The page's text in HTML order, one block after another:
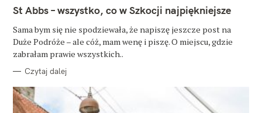
T
E
O
R
I
St Abbs – wszystko, co w Szkocji najpiękniejsze
Sama bym się nie spodziewała, że napiszę jeszcze post na
Duże Podróże – ale cóż, mam wenę i piszę. O miejscu, gdzie
zabrałam prawie wszystkich..
Czytaj dalej